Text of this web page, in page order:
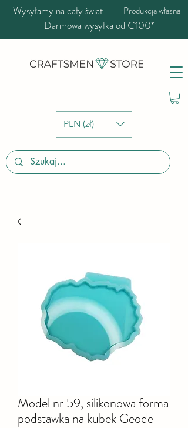
PLN (zł)
Wysyłamy na cały świat Produkcja własna
Darmowa wysyłka od €100*
Model nr 59, silikonowa forma
podstawka na kubek Geode